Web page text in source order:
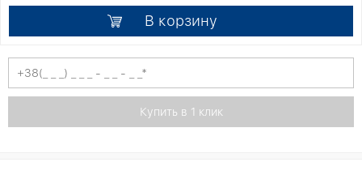
В корзину